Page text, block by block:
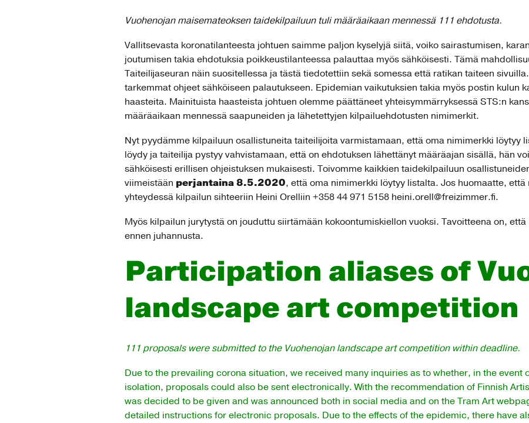
Vuohenojan maisemateoksen taidekilpailuun tuli määräaikaan mennessä 111 ehdotusta.
Vallitsevasta koronatilanteesta johtuen saimme paljon kyselyjä siitä, voiko sairastumisen,
joutumisen takia ehdotuksia poikkeustilanteessa palauttaa myös sähköisesti. Tämä
Taiteilijaseuran näin suositellessa ja tästä tiedotettiin sekä somessa että ratikan taiteen
tarkemmat ohjeet sähköiseen palautukseen. Epidemian vaikutuksien takia myös postin kulun
haasteita. Mainituista haasteista johtuen olemme päättäneet yhteisymmärryksessä STS:n
määräaikaan mennessä saapuneiden ja lähetettyjen kilpailuehdotusten nimimerkit.
Nyt pyydämme kilpailuun osallistuneita taiteilijoita varmistamaan, että oma nimimerkki löytyy
löydy ja taiteilija pystyy vahvistamaan, että on ehdotuksen lähettänyt määräajan sisällä, hän
sähköisesti erillisen ohjeistuksen mukaisesti. Toivomme kaikkien taidekilpailuun
viimeistään perjantaina 8.5.2020, että oma nimimerkki löytyy listalta. Jos huomaatte,
yhteydessä kilpailun sihteeriin Heini Orelliin +358 44 971 5158 heini.orell@freizimmer.fi.
Myös kilpailun jurytystä on jouduttu siirtämään kokoontumiskiellon vuoksi. Tavoitteena on,
ennen juhannusta.
Participation aliases of
landscape art competition
111 proposals were submitted to the Vuohenojan landscape art competition within deadline.
Due to the prevailing corona situation, we received many inquiries as to whether, in the event
isolation, proposals could also be sent electronically. With the recommendation of Finnish
was decided to be given and was announced both in social media and on the Tram Art
detailed instructions for electronic proposals. Due to the effects of the epidemic, there have